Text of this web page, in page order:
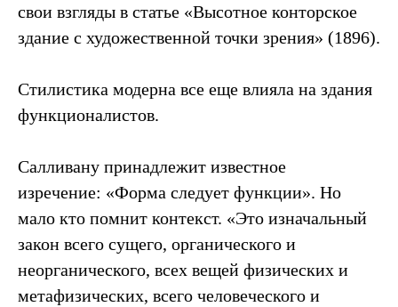
свои взгляды в статье «Высотное конторское
здание с художественной точки зрения» (1896).
Стилистика модерна все еще влияла на здания
функционалистов.
Салливану принадлежит известное
изречение: «Форма следует функции». Но
мало кто помнит контекст. «Это изначальный
закон всего сущего, органического и
неорганического, всех вещей физических и
метафизических, всего человеческого и